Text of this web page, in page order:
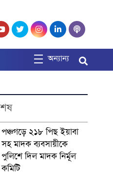
অন্যান্য
পঞ্চগড়ে ২১৮ পিছ ইয়াবা
সহ মাদক ব্যবসায়ীকে
পুলিশে দিল মাদক নির্মূল
কমিটি